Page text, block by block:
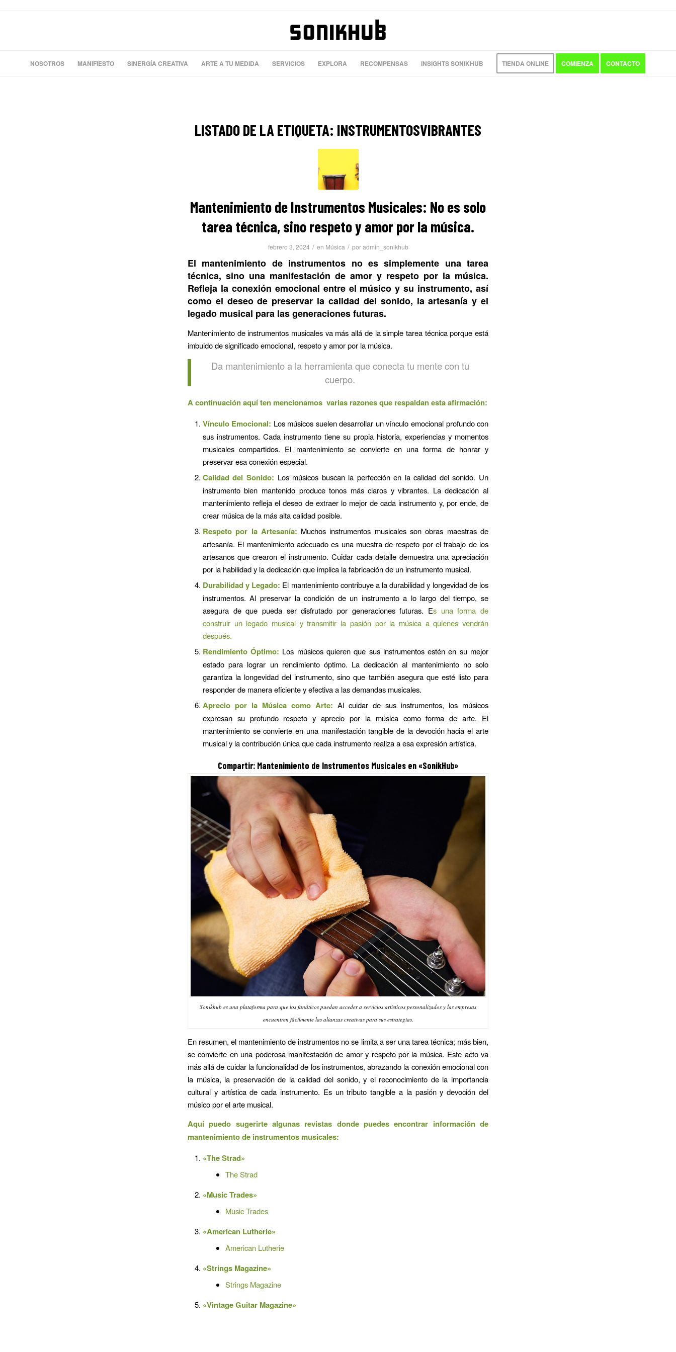
NOSOTROS MANIFIESTO SINERGÍA CREATIVA ARTE A TU MEDIDA SERVICIOS EXPLORA RECOMPENSAS INSIGHTS SONIKHUB TIENDA ONLINE COMIENZA CONTACTO
LISTADO DE LA ETIQUETA: INSTRUMENTOSVIBRANTES
Mantenimiento de Instrumentos Musicales: No es solo
tarea técnica, sino respeto y amor por la música.
febrero 3, 2024 / en Música / poradmin_sonikhub
El mantenimiento de instrumentos no es simplemente una tarea
técnica, sino una manifestación de amor y respeto por la música.
Refleja la conexión emocional entre el músico y su instrumento, así
como el deseo de preservar la calidad del sonido, la artesanía y el
legado musical para las generaciones futuras.
Mantenimiento de instrumentos musicales va más allá de la simple tarea técnica porque está
imbuido de significado emocional, respeto y amor por la música.
Da mantenimiento a la herramienta que conecta tu mente con tu
cuerpo.
A continuación aquí ten mencionamos varias razones que respaldan esta afirmación:
Vínculo Emocional: Los músicos suelen desarrollar un vínculo emocional profundo con
sus instrumentos. Cada instrumento tiene su propia historia, experiencias y momentos
musicales compartidos. El mantenimiento se convierte en una forma de honrar y
preservar esa conexión especial.
Calidad del Sonido: Los músicos buscan la perfección en la calidad del sonido. Un
instrumento bien mantenido produce tonos más claros y vibrantes. La dedicación al
mantenimiento refleja el deseo de extraer lo mejor de cada instrumento y, por ende, de
crear música de la más alta calidad posible.
Respeto por la Artesanía: Muchos instrumentos musicales son obras maestras de
artesanía. El mantenimiento adecuado es una muestra de respeto por el trabajo de los
artesanos que crearon el instrumento. Cuidar cada detalle demuestra una apreciación
por la habilidad y la dedicación que implica la fabricación de un instrumento musical.
Durabilidad y Legado: El mantenimiento contribuye a la durabilidad y longevidad de los
instrumentos. Al preservar la condición de un instrumento a lo largo del tiempo, se
asegura de que pueda ser disfrutado por generaciones futuras. Es una forma de
construir un legado musical y transmitir la pasión por la música a quienes vendrán
después.
Rendimiento Óptimo: Los músicos quieren que sus instrumentos estén en su mejor
estado para lograr un rendimiento óptimo. La dedicación al mantenimiento no solo
garantiza la longevidad del instrumento, sino que también asegura que esté listo para
responder de manera eficiente y efectiva a las demandas musicales.
Aprecio por la Música como Arte: Al cuidar de sus instrumentos, los músicos
expresan su profundo respeto y aprecio por la música como forma de arte. El
mantenimiento se convierte en una manifestación tangible de la devoción hacia el arte
musical y la contribución única que cada instrumento realiza a esa expresión artística.
Compartir: Mantenimiento de Instrumentos Musicales en «SonikHub»
Sonikhub es una plataforma para que los fanáticos puedan acceder a servicios artísticos personalizados y las empresas
encuentren fácilmente las alianzas creativas para sus estrategias.
En resumen, el mantenimiento de instrumentos no se limita a ser una tarea técnica; más bien,
se convierte en una poderosa manifestación de amor y respeto por la música. Este acto va
más allá de cuidar la funcionalidad de los instrumentos, abrazando la conexión emocional con
la música, la preservación de la calidad del sonido, y el reconocimiento de la importancia
cultural y artística de cada instrumento. Es un tributo tangible a la pasión y devoción del
músico por el arte musical.
Aquí puedo sugerirte algunas revistas donde puedes encontrar información de
mantenimiento de instrumentos musicales:
«The Strad»
The Strad
«Music Trades»
Music Trades
«American Lutherie»
American Lutherie
«Strings Magazine»
Strings Magazine
«Vintage Guitar Magazine»